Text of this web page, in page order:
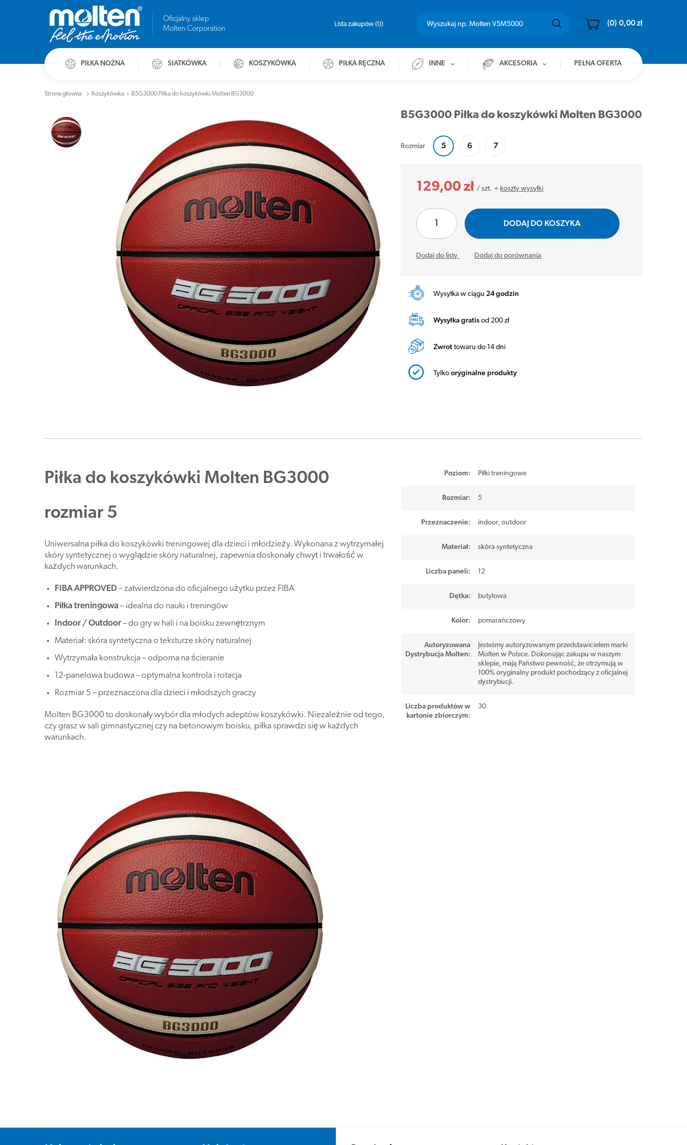
Oficjalny sklep
Molten Corporation
Lista zakupów 0 (0) 0,00 zł
PIŁKA NOŻNA SIATKÓWKA KOSZYKÓWKA PIŁKA RĘCZNA INNE AKCESORIA PEŁNA OFERTA
Strona główna Koszykówka B5G3000 Piłka do koszykówki Molten BG3000
B5G3000 Piłka do koszykówki Molten BG3000
Rozmiar 5 6 7
129,00 zł /szt. + koszty wysyłki
DODAJ DO KOSZYKA
Dodaj do listy Dodaj do porównania
Wysyłka w ciągu 24 godzin
Wysyłka gratis od 200 zł
Zwrot towaru do 14 dni
Tylkooryginalne produkty
Piłka do koszykówki Molten BG3000
rozmiar 5
Uniwersalna piłka do koszykówki treningowej dla dzieci i młodzieży. Wykonana z wytrzymałej
skóry syntetycznej o wyglądzie skóry naturalnej, zapewnia doskonały chwyt i trwałość w
każdych warunkach.
FIBA APPROVED– zatwierdzona do oficjalnego użytku przez FIBA
Piłka treningowa – idealna do nauki i treningów
Indoor / Outdoor– do gry w hali i na boisku zewnętrznym
Materiał: skóra syntetyczna o teksturze skóry naturalnej
Wytrzymała konstrukcja – odporna na ścieranie
12-panelowa budowa – optymalna kontrola i rotacja
Rozmiar 5 – przeznaczona dla dzieci i młodszych graczy
Molten BG3000 to doskonały wybór dla młodych adeptów koszykówki. Niezależnie od tego,
czy grasz w sali gimnastycznej czy na betonowym boisku, piłka sprawdzi się w każdych
warunkach.
Poziom: Piłki treningowe
Rozmiar: 5
Przeznaczenie: indoor, outdoor
Materiał: skóra syntetyczna
Liczba paneli: 12
Dętka: butylowa
Kolor: pomarańczowy
Autoryzowana
Dystrybucja Molten:
Jesteśmy autoryzowanym przedstawicielem marki
Molten w Polsce. Dokonując zakupu w naszym
sklepie, mają Państwo pewność, że otrzymują w
100% oryginalny produkt pochodzący z oficjalnej
dystrybucji.
Liczba produktów w
kartonie zbiorczym:
30